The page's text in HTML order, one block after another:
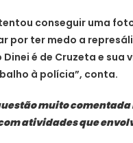
conseguir uma
por ter medo a
Dinei é de Cruzeta e
à polícia”, conta.
muito comentada
atividades que